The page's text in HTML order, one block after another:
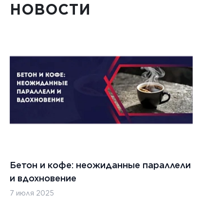
НОВОСТИ
Бетон и кофе: неожиданные параллели
и вдохновение
7 июля 2025